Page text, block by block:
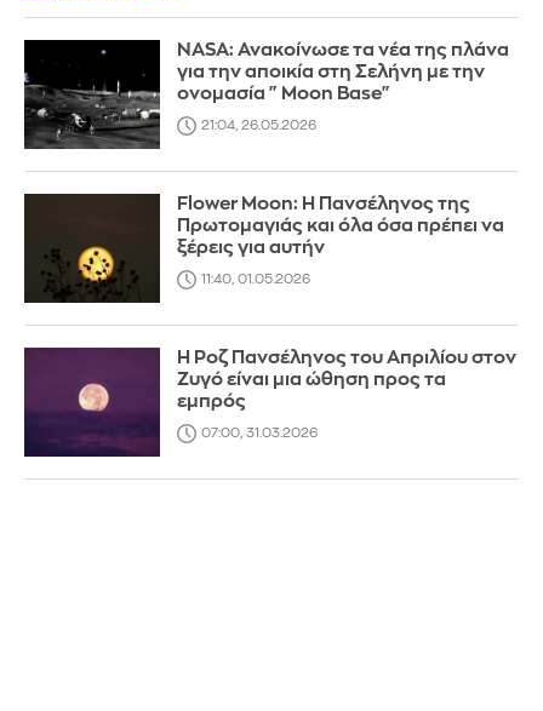
NASA: Ανακοίνωσε τα νέα της πλάνα
για την αποικία στη Σελήνη με την
ονομασία "Μοοn Base"
21:04, 26.05.2026
Flower Moon: Η Πανσέληνος της
Πρωτομαγιάς και όλα όσα πρέπει να
ξέρεις για αυτήν
11:40, 01.05.2026
Η Ροζ Πανσέληνος του Απριλίου στον
Ζυγό είναι μια ώθηση προς τα
εμπρός
07:00, 31.03.2026